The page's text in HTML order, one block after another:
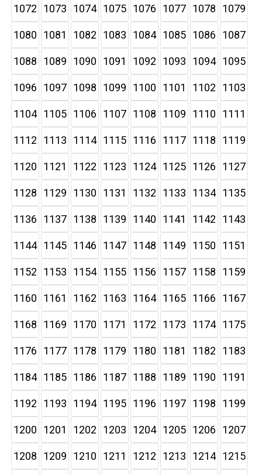
1072 1073 1074 1075 1076 1077 1078 1079
1080 1081 1082 1083 1084 1085 1086 1087
1088 1089 1090 1091 1092 1093 1094 1095
1096 1097 1098 1099 1100 1101 1102 1103
1104 1105 1106 1107 1108 1109 1110 1111
1112 1113 1114 1115 1116 1117 1118 1119
1120 1121 1122 1123 1124 1125 1126 1127
1128 1129 1130 1131 1132 1133 1134 1135
1136 1137 1138 1139 1140 1141 1142 1143
1144 1145 1146 1147 1148 1149 1150 1151
1152 1153 1154 1155 1156 1157 1158 1159
1160 1161 1162 1163 1164 1165 1166 1167
1168 1169 1170 1171 1172 1173 1174 1175
1176 1177 1178 1179 1180 1181 1182 1183
1184 1185 1186 1187 1188 1189 1190 1191
1192 1193 1194 1195 1196 1197 1198 1199
1200 1201 1202 1203 1204 1205 1206 1207
1208 1209 1210 1211 1212 1213 1214 1215